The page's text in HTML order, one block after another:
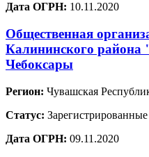
Дата ОГРН: 10.11.2020
Общественная
Калининского
Чебоксары
Регион: Чувашская
Статус: Зарегистрированные
Дата ОГРН: 09.11.2020